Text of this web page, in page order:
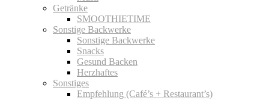
Getränke
SMOOTHIETIME
Sonstige Backwerke
Sonstige Backwerke
Snacks
Gesund Backen
Herzhaftes
Sonstiges
Empfehlung (Café’s + Restaurant’s)